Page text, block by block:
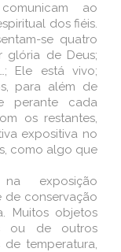
ao
dos fiéis.
se quatro
glória de Deus;
Ele está vivo;
para além de
perante cada
os restantes,
expositiva no
como algo que
exposição
de conservação
Muitos objetos
ou de outros
temperatura,